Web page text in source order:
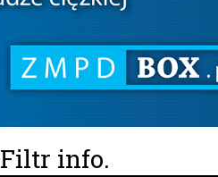
Filtr info.